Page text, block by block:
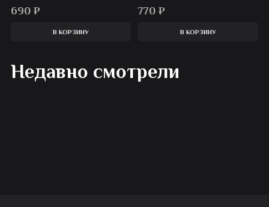
690 ₽
В КОРЗИНУ
770₽
В КОРЗИНУ
Недавно смотрели